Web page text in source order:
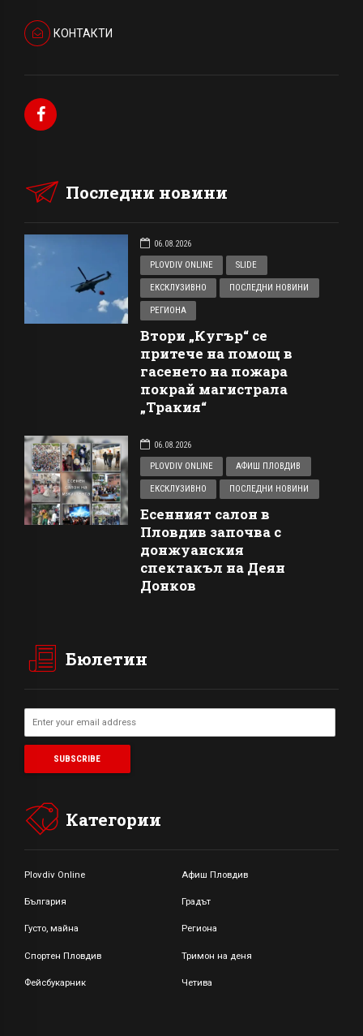
КОНТАКТИ
Последни новини
06.08.2026
PLOVDIV ONLINE
SLIDE
ЕКСКЛУЗИВНО ПОСЛЕДНИ НОВИНИ
РЕГИОНА
Втори „Кугър“ се
притече на помощ в
гасенето на пожара
покрай магистрала
„Тракия“
06.08.2026
PLOVDIV ONLINE
АФИШ ПЛОВДИВ
ЕКСКЛУЗИВНО ПОСЛЕДНИ НОВИНИ
Есенният салон в
Пловдив започва с
донжуанския
спектакъл на Деян
Донков
Бюлетин
Категории
Plovdiv Online Афиш Пловдив
България Градът
Густо, майна Региона
Спортен Пловдив Тримон на деня
Фейсбукарник Четива